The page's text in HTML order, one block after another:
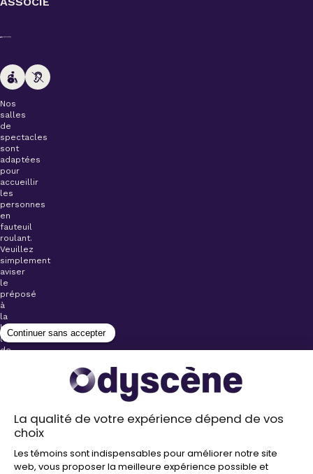
Nos
salles
de
spectacles
sont
adaptées
pour
accueillir
les
personnes
en
fauteuil
roulant.
Veuillez
simplement
aviser
le
préposé
à
la
billetterie
lors
de
Stationnements
proximité de
nos salles